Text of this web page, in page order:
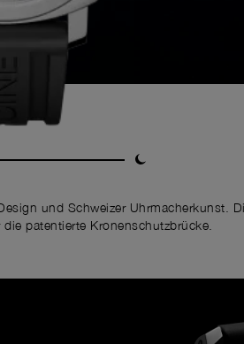
und Schweizer Uhrmacherkunst.
patentierte Kronenschutzbrücke.